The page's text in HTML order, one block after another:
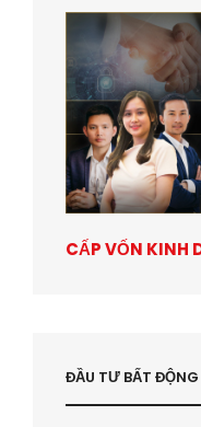
CẤP VỐN KINH
ĐẦU TƯ BẤT ĐỘNG